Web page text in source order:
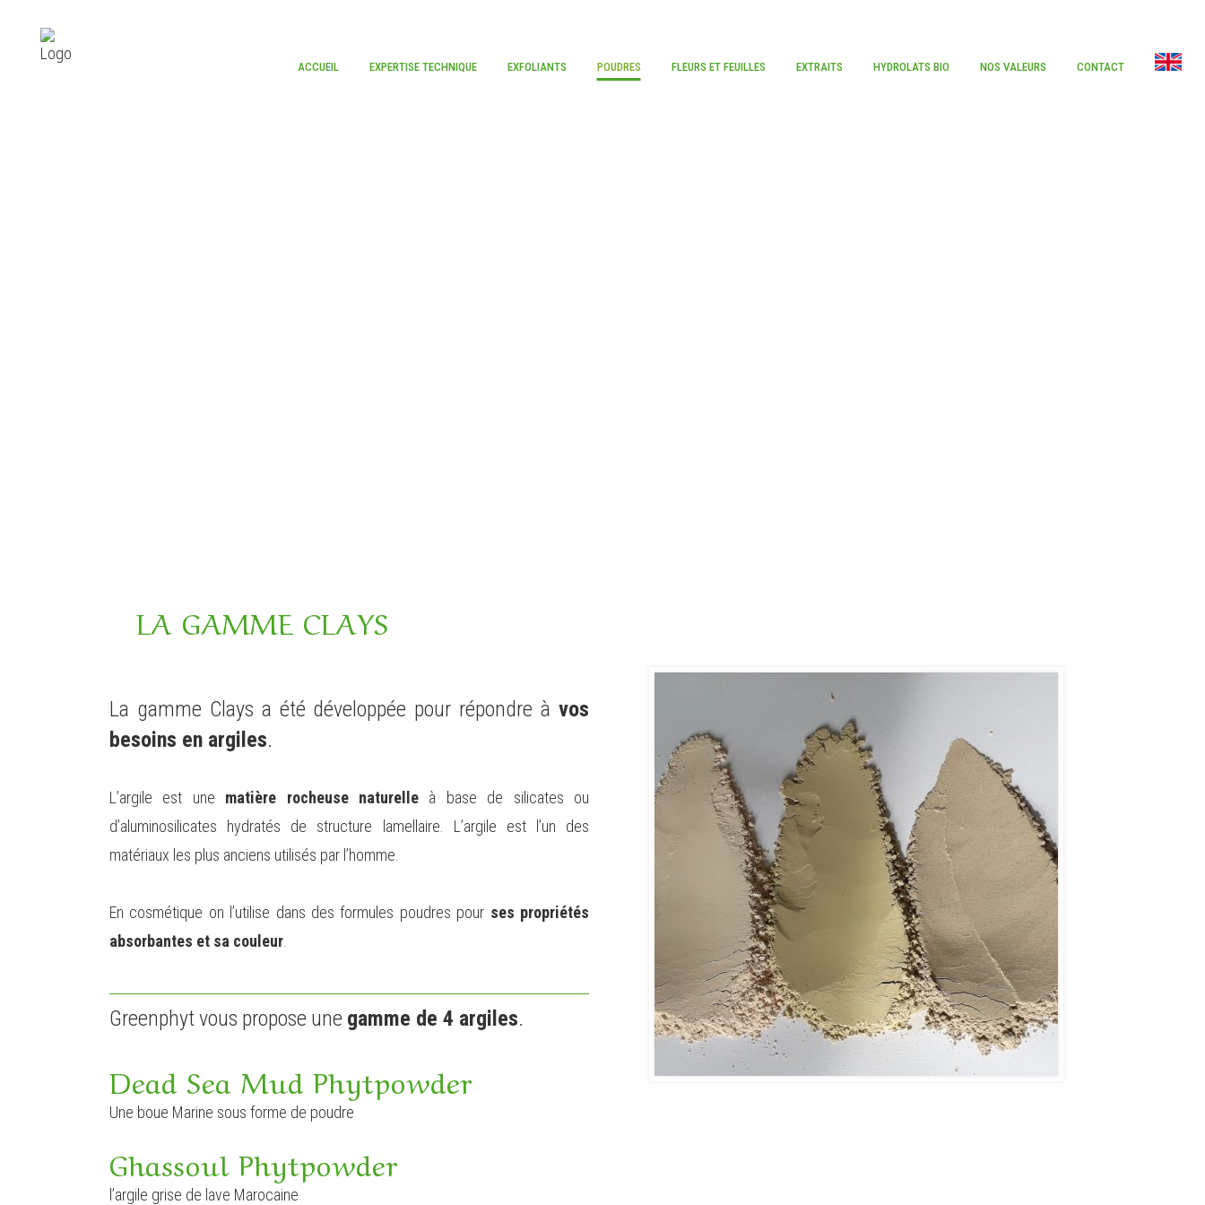
ACCUEIL EXPERTISE TECHNIQUE EXFOLIANTS POUDRES FLEURS ET FEUILLES EXTRAITS HYDROLATS BIO NOS VALEURS CONTACT
LA GAMME CLAYS
La gamme Clays a été développée pour répondre à vos
besoins en argiles.
L’argile est une matière rocheuse naturelle à base de silicates ou
d’aluminosilicates hydratés de structure lamellaire. L’argile est l’un des
matériaux les plus anciens utilisés par l’homme.
En cosmétique on l’utilise dans des formules poudres pour ses propriétés
absorbantes et sa couleur
Greenphyt vous propose une gamme de 4 argiles.
Dead Sea Mud Phytpowder
Une boue Marine sous forme de poudre
Ghassoul Phytpowder
l’argile grise de lave Marocaine